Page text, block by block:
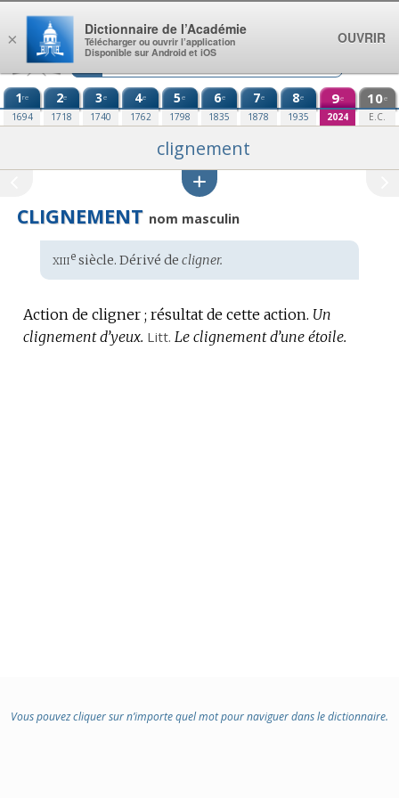
Aller au contenu
1re
1694
2e
1718
3e
1740
4e
1762
5e
1798
6e
1835
7e
1878
8e
1935
9e
2024
10e
E.C.
clignement
CLIGNEMENT nom masculin
Étymologie
:
xiiiesiècle. Dérivé de cligner.
Action de cligner ; résultat de cette action. Un
clignement d’yeux. Litt. Le clignement d’une étoile.
Vous pouvez cliquer sur n’importe quel mot pour naviguer dans le dictionnaire.
×
Dictionnaire de l’Académie
Télécharger ou ouvrir l’application
Disponible sur Android et iOS
OUVRIR